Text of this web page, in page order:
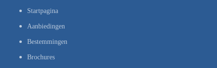
Startpagina
Aanbiedingen
Bestemmingen
Brochures